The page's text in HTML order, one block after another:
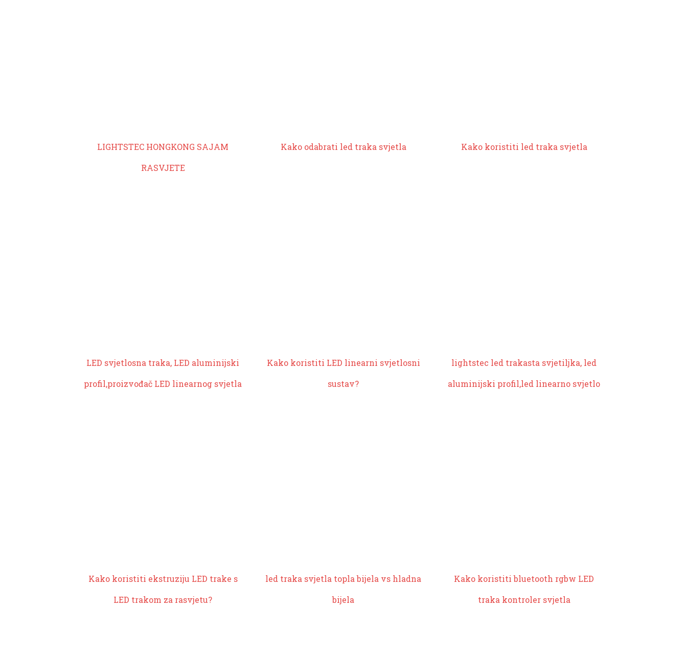
LIGHTSTEC HONGKONG SAJAM
RASVJETE
Kako odabrati led traka svjetla Kako koristiti led traka svjetla
LED svjetlosna traka, LED aluminijski
profil,proizvođač LED linearnog svjetla
Kako koristiti LED linearni svjetlosni
sustav?
lightstec led trakasta svjetiljka, led
aluminijski profil,led linearno svjetlo
Kako koristiti ekstruziju LED trake s
LED trakom za rasvjetu?
led traka svjetla topla bijela vs hladna
bijela
Kako koristiti bluetooth rgbw LED
traka kontroler svjetla